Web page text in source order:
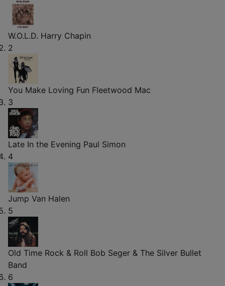
W.O.L.D. Harry Chapin
2
You Make Loving Fun Fleetwood Mac
3
Late In the Evening Paul Simon
4
Jump Van Halen
5
Old Time Rock & Roll Bob Seger & The Silver Bullet
Band
6